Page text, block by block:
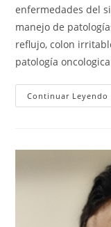
enfermedades del
manejo de
reflujo, colon
patología
Continuar Leyendo